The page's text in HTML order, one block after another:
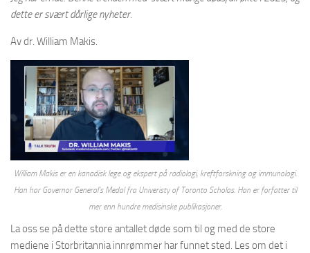
dette er svært dårlige nyheter.
Av dr. William Makis.
William Makis er en kanadisk lege og ekspert på radiologi, kreftforskning og immunologi.
Han har Governor General’s Medal fra Univeristy of Toronto Scholas. Han er forfatter til
mer enn hundre medisinske publikasjoner.
La oss se på dette store antallet døde som til og med de store
mediene i Storbritannia innrømmer har funnet sted. Les om det i